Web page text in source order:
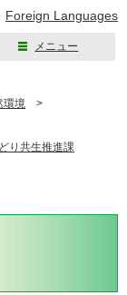
Foreign Languages
メニュー
環境 >
り共生推進課